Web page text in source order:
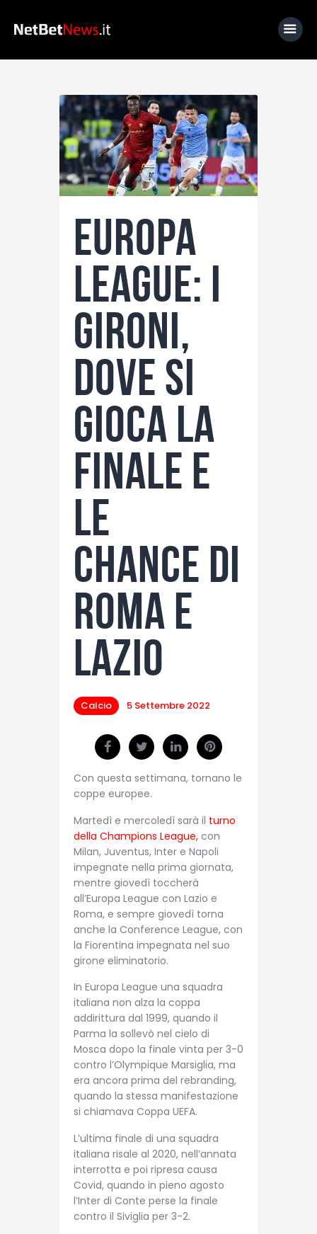
Home
News
Calcio
Basket
Lo Sapevi Che
Fantacalcio
I consigli di Giulia
Serie A
Europa
League: i
gironi,
dove si
gioca la
finale e
le
chance di
Roma e
Lazio
Calcio 5 Settembre 2022
Con questa settimana, tornano le
coppe europee.
Martedì e mercoledì sarà il turno
della Champions League, con
Milan, Juventus, Inter e Napoli
impegnate nella prima giornata,
mentre giovedì toccherà
all’Europa League con Lazio e
Roma, e sempre giovedì torna
anche la Conference League, con
la Fiorentina impegnata nel suo
girone eliminatorio.
In Europa League una squadra
italiana non alza la coppa
addirittura dal 1999, quando il
Parma la sollevò nel cielo di
Mosca dopo la finale vinta per 3-0
contro l’Olympique Marsiglia, ma
era ancora prima del rebranding,
quando la stessa manifestazione
si chiamava Coppa UEFA.
L’ultima finale di una squadra
italiana risale al 2020, nell’annata
interrotta e poi ripresa causa
Covid, quando in pieno agosto
l’Inter di Conte perse la finale
contro il Siviglia per 3-2.